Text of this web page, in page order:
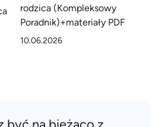
rodzica (Kompleksowy
Poradnik)+materiały PDF
10.06.2026